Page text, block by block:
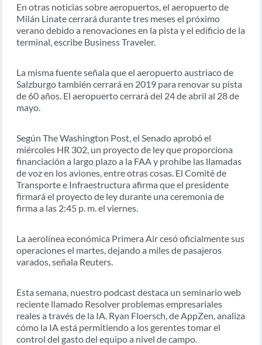
En otras noticias sobre aeropuertos, el aeropuerto de
Milán Linate cerrará durante tres meses el próximo
verano debido a renovaciones en la pista y el edificio de la
terminal, escribe Business Traveler.
La misma fuente señala que el aeropuerto austriaco de
Salzburgo también cerrará en 2019 para renovar su pista
de 60 años. El aeropuerto cerrará del 24 de abril al 28 de
mayo.
Según The Washington Post, el Senado aprobó el
miércoles HR 302, un proyecto de ley que proporciona
financiación a largo plazo a la FAA y prohíbe las llamadas
de voz en los aviones, entre otras cosas. El Comité de
Transporte e Infraestructura afirma que el presidente
firmará el proyecto de ley durante una ceremonia de
firma a las 2:45 p. m. el viernes.
La aerolínea económica Primera Air cesó oficialmente sus
operaciones el martes, dejando a miles de pasajeros
varados, señala Reuters.
Esta semana, nuestro podcast destaca un seminario web
reciente llamado Resolver problemas empresariales
reales a través de la IA. Ryan Floersch, de AppZen, analiza
cómo la IA está permitiendo a los gerentes tomar el
control del gasto del equipo a nivel de campo.